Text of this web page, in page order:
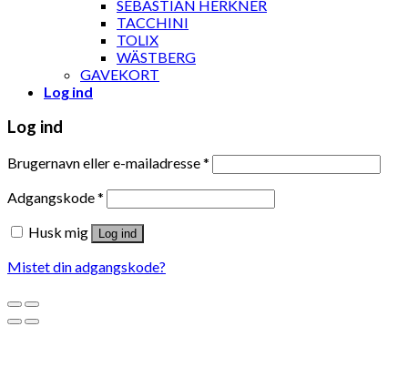
SEBASTIAN HERKNER
TACCHINI
TOLIX
WÄSTBERG
GAVEKORT
Log ind
Log ind
Brugernavn eller e-mailadresse*
Adgangskode*
Husk mig
Log ind
Mistet din adgangskode?